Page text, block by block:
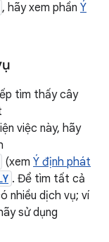
, hãy xem phần Ý
tìm thấy cây
việc này, hãy
(xem Ý định phát
. Để tìm tất cả
nhiều dịch vụ; ví
sử dụng